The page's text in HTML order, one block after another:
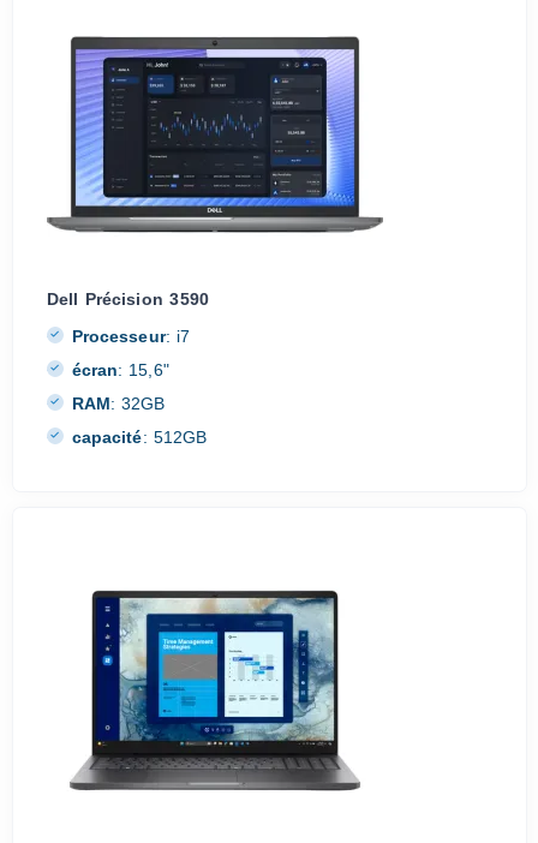
Dell Précision 3590
Processeur: i7
écran: 15,6"
RAM: 32GB
capacité: 512GB